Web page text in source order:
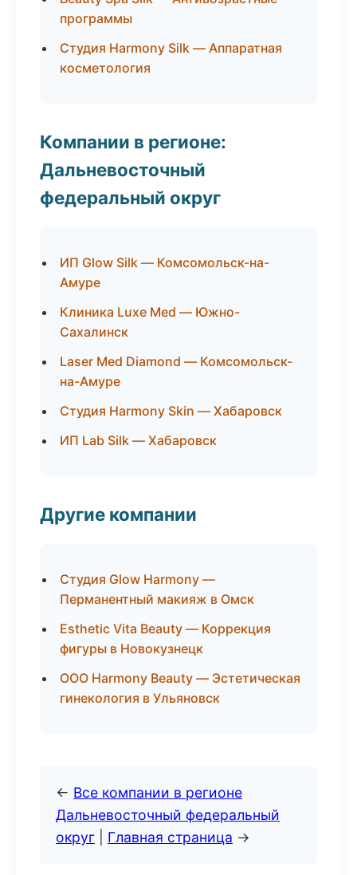
программы
Студия Harmony Silk — Аппаратная
косметология
Компании в регионе:
Дальневосточный
федеральный округ
ИП Glow Silk — Комсомольск-на-
Амуре
Клиника Luxe Med — Южно-
Сахалинск
Laser Med Diamond — Комсомольск-
на-Амуре
Студия Harmony Skin — Хабаровск
ИП Lab Silk — Хабаровск
Другие компании
Студия Glow Harmony —
Перманентный макияж в Омск
Esthetic Vita Beauty — Коррекция
фигуры в Новокузнецк
ООО Harmony Beauty — Эстетическая
гинекология в Ульяновск
← Все компании в регионе
Дальневосточный федеральный
округ
Главная страница →